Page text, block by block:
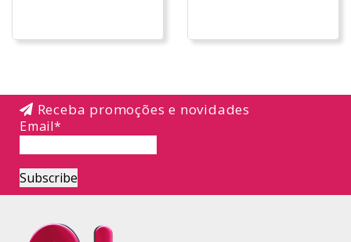
Receba promoções e novidades
Email*